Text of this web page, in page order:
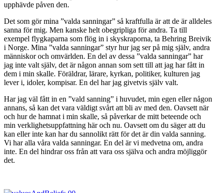
upphävde påven den.
Det som gör mina ”valda sanningar” så kraftfulla är att de är alldeles
sanna för mig. Men kanske helt obegripliga för andra. Ta till
exempel flygkaparna som flög in i skyskraporna, ta Behring Breivik
i Norge. Mina ”valda sanningar” styr hur jag ser på mig själv, andra
människor och omvärlden. En del av dessa ”valda sanningar” har
jag inte valt själv, det är någon annan som sett till att jag har fått in
dem i min skalle. Föräldrar, lärare, kyrkan, politiker, kulturen jag
lever i, idoler, kompisar. En del har jag givetvis själv valt.
Har jag väl fått in en ”vald sanning” i huvudet, min egen eller någon
annans, så kan det vara väldigt svårt att bli av med den. Oavsett när
och hur de hamnat i min skalle, så påverkar de mitt beteende och
min verklighetsuppfattning här och nu. Oavsett om du säger att du
kan eller inte kan har du sannolikt rätt för det är din valda sanning.
Vi har alla våra valda sanningar. En del är vi medvetna om, andra
inte. En del hindrar oss från att vara oss själva och andra möjliggör
det.